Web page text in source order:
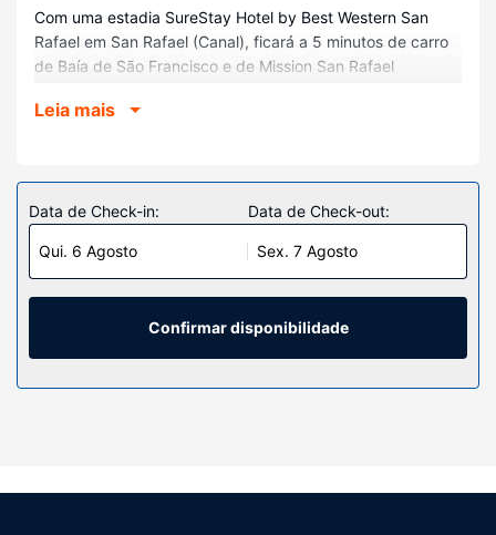
Com uma estadia SureStay Hotel by Best Western San
Rafael em San Rafael (Canal), ficará a 5 minutos de carro
de Baía de São Francisco e de Mission San Rafael
Militar de Presidio e a 16,8 km (10,4 mi) de Muir Woods
Sinta-se em casa num dos 32 quartos, com um frigorífico e
um televisor LED. O acesso à internet sem fios permite-lhe
estar sempre contactável. Ao final do dia, assista a uma
seleção de canais por cabo. As casas de banho estão
equipadas com uma combinação polibã/banheira e
secadores de cabelo. As comodidades incluem ainda
Leia mais
Data de Check-in:
Qui. 6 Agosto
Data de Check-out:
Sex. 7 Agosto
Confirmar disponibilidade